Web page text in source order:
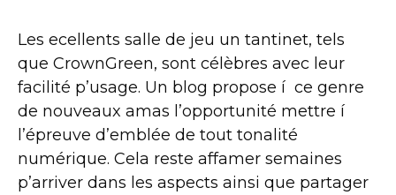
Les ecellents salle de jeu un tantinet, tels
que CrownGreen, sont célèbres avec leur
facilité p’usage. Un blog propose í ce genre
de nouveaux amas l’opportunité mettre í
l’épreuve d’emblée de tout tonalité
numérique. Cela reste affamer semaines
p’arriver dans les aspects ainsi que partager